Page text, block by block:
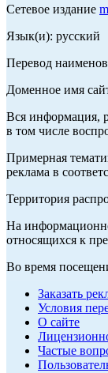
Сетевое издание
Язык(и): русский
Перевод
Доменное имя
Вся информация,
в том числе
Примерная
реклама в
Территория
На
относящихся к
Во время
Заказать
Условия
О сайте
Частые